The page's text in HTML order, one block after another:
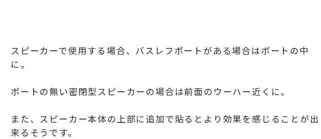
スピーカーで使用する場合、バスレフポートがある場合はポートの中
に。
ポートの無い密閉型スピーカーの場合は前面のウーハー近くに。
また、スピーカー本体の上部に追加で貼るとより効果を感じることが出
来るそうです。